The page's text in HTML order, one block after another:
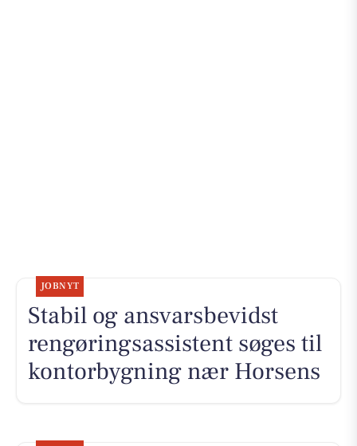
JOBNYT
Stabil og ansvarsbevidst
rengøringsassistent søges til
kontorbygning nær Horsens